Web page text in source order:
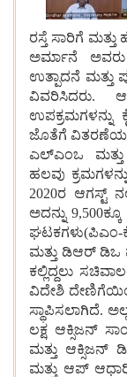
ರಸ್ತೆ ಸಾರಿಗೆ ಮತ್ತು
ಅರ್ಮಾನೆ
ಅವರು
ಉತ್ಪಾದನೆ ಮತ್ತು
ವಿವರಿಸಿದರು.
ಉಪಕ್ರಮಗಳನ್ನು
ಜೊತೆಗೆ
ಎಲ್ಎಂಒ
ಮತ್ತು
ಹಲವು
2020ರ ಆಗಸ್ಟ್
ಅದನ್ನು 9,500ಕ್ಕೂ
ಘಟಕಗಳು(ಪಿಎಂ-
ಮತ್ತು ಡಿಆರ್ ಡಿಒ
ಕಲ್ಲಿದ್ದಲು
ವಿದೇಶಿ
ಸ್ಥಾಪಿಸಲಾಗಿದೆ.
ಲಕ್ಷ ಆಕ್ಸಿಜನ್
ಮತ್ತು ಆಕ್ಸಿಜನ್
ಮತ್ತು ಆಪ್